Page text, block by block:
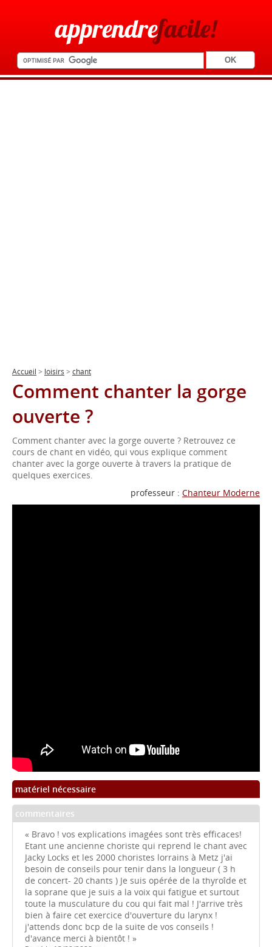
apprendrefacile!
Accueil > loisirs > chant
Comment chanter la gorge
ouverte ?
Comment chanter avec la gorge ouverte ? Retrouvez ce
cours de chant en vidéo, qui vous explique comment
chanter avec la gorge ouverte à travers la pratique de
quelques exercices.
professeur : Chanteur Moderne
matériel nécessaire
commentaires
« Bravo ! vos explications imagées sont très efficaces!
Etant une ancienne choriste qui reprend le chant avec
Jacky Locks et les 2000 choristes lorrains à Metz j'ai
besoin de conseils pour tenir dans la longueur ( 3 h
de concert- 20 chants ) Je suis opérée de la thyroîde et
la soprane que je suis a la voix qui fatigue et surtout
toute la musculature du cou qui fait mal ! J'arrive très
bien à faire cet exercice d'ouverture du larynx !
j'attends donc bcp de la suite de vos conseils !
d'avance merci à bientôt ! »